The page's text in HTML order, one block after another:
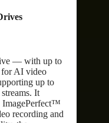
— with up to
AI video
up to
It
ImagePerfect™
recording and